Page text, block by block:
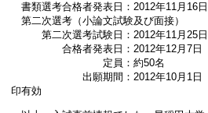
書類選考合格者発表日：2012年11月16日
第二次選考（小論文試験及び面接）
第二次選考試験日：2012年11月25日
合格者発表日：2012年12月7日（
定員：約50名
出願期間：2012年10月1日（木
印有効